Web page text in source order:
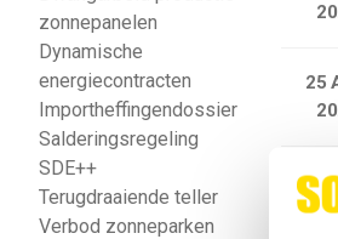
zonnepanelen
Dynamische
energiecontracten
Importheffingendossier
Salderingsregeling
SDE++
Terugdraaiende teller
Verbod zonneparken
25
25